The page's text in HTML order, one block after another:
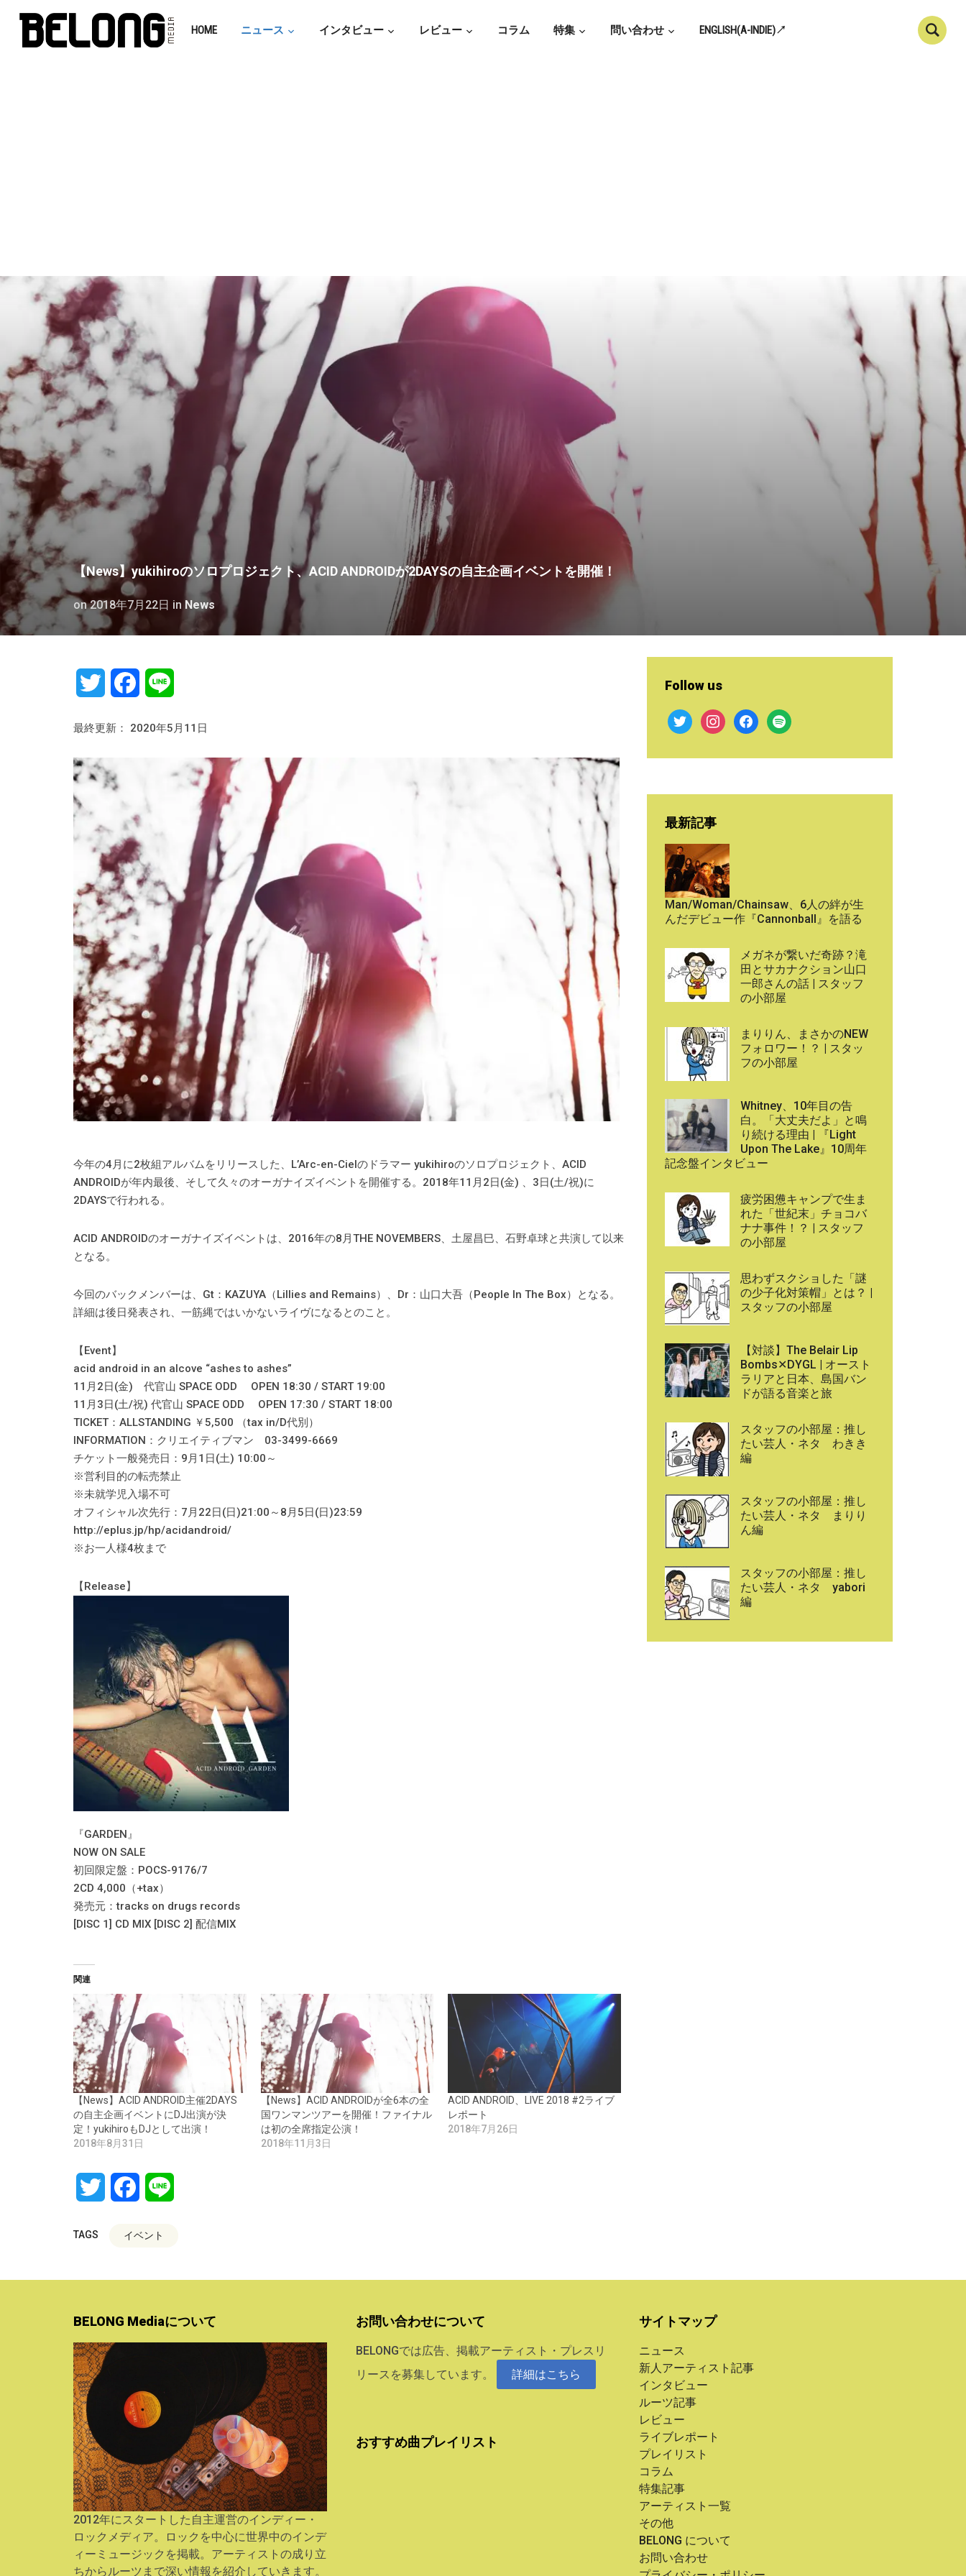
HOME ニュース インタビュー レビュー コラム 特集 問い合わせ ENGLISH(A-INDIE)↗
【News】yukihiroのソロプロジェクト、ACID ANDROIDが2DAYSの自主企画イベントを開催！
on2018年7月22日 in News
Twitter Facebook
最終更新： 2020年5月11日
今年の4月に2枚組アルバムをリリースした、L’Arc-en-Cielのドラマー yukihiroのソロプロジェクト、ACID
ANDROIDが年内最後、そして久々のオーガナイズイベントを開催する。2018年11月2日(金) 、3日(土/祝)に
2DAYSで行われる。
ACID ANDROIDのオーガナイズイベントは、2016年の8月THE NOVEMBERS、土屋昌巳、石野卓球と共演して以来
となる。
今回のバックメンバーは、Gt：KAZUYA（Lillies and Remains）、Dr：山口大吾（People In The Box）となる。
詳細は後日発表され、一筋縄ではいかないライヴになるとのこと。
【Event】
acid android in an alcove “ashes to ashes”
11月2日(金) 代官山 SPACE ODD OPEN 18:30 / START 19:00
11月3日(土/祝) 代官山 SPACE ODD OPEN 17:30 / START 18:00
TICKET：ALLSTANDING ￥5,500 （tax in/D代別）
INFORMATION：クリエイティブマン 03-3499-6669
チケット一般発売日：9月1日(土) 10:00～
※営利目的の転売禁止
※未就学児入場不可
オフィシャル次先行：7月22日(日)21:00～8月5日(日)23:59
http://eplus.jp/hp/acidandroid/
※お一人様4枚まで
【Release】
『GARDEN』
NOW ON SALE
初回限定盤：POCS-9176/7
2CD 4,000（+tax）
発売元：tracks on drugs records
[DISC 1] CD MIX [DISC 2] 配信MIX
関連
【News】ACID ANDROID主催2DAYS
の自主企画イベントにDJ出演が決
定！yukihiroもDJとして出演！
2018年8月31日
【News】ACID ANDROIDが全6本の全
国ワンマンツアーを開催！ファイナル
は初の全席指定公演！
2018年11月3日
ACID ANDROID、LIVE 2018 #2ライブ
レポート
2018年7月26日
Twitter Facebook
TAGS イベント
Follow us
twitter instagramfacebook
spotify
最新記事
Man/Woman/Chainsaw、6人の絆が生
んだデビュー作『Cannonball』を語る
メガネが繋いだ奇跡？滝
田とサカナクション山口
一郎さんの話 | スタッフ
の小部屋
まりりん、まさかのNEW
フォロワー！？ | スタッ
フの小部屋
Whitney、10年目の告
白。「大丈夫だよ」と鳴
り続ける理由 | 『Light
Upon The Lake』10周年
記念盤インタビュー
疲労困憊キャンプで生ま
れた「世紀末」チョコバ
ナナ事件！？ | スタッフ
の小部屋
思わずスクショした「謎
の少子化対策帽」とは？ |
スタッフの小部屋
【対談】The Belair Lip
Bombs✕DYGL | オースト
ラリアと日本、島国バン
ドが語る音楽と旅
スタッフの小部屋：推し
たい芸人・ネタ わきき
編
スタッフの小部屋：推し
たい芸人・ネタ まりり
ん編
スタッフの小部屋：推し
たい芸人・ネタ yabori
編
BELONG Mediaについて
2012年にスタートした自主運営のインディー・
ロックメディア。ロックを中心に世界中のインデ
ィーミュージックを掲載。アーティストの成り立
ちからルーツまで深い情報を紹介していきます。
お問い合わせについて
BELONGでは広告、掲載アーティスト・プレスリ
リースを募集しています。
詳細はこちら
おすすめ曲プレイリスト
サイトマップ
ニュース
新人アーティスト記事
インタビュー
ルーツ記事
レビュー
ライブレポート
プレイリスト
コラム
特集記事
アーティスト一覧
その他
BELONG について
お問い合わせ